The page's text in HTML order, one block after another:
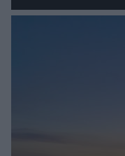
szczyt